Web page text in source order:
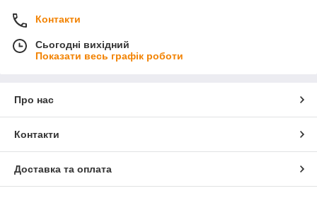
Контакти
Сьогодні вихідний
Показати весь графік роботи
Про нас
Контакти
Доставка та оплата